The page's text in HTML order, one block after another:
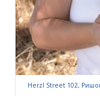
Herzl Street 102,